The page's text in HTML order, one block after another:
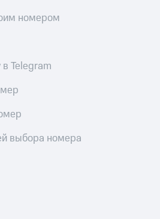
номером
Telegram
выбора номера